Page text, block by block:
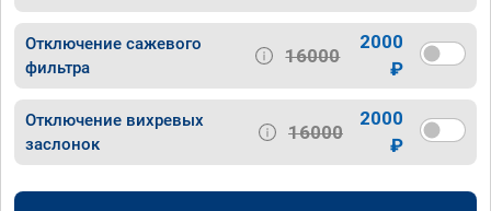
Отключение сажевого
фильтра
16000
2000
₽
Отключение вихревых
заслонок
16000
2000
₽